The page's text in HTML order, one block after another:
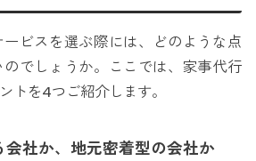
ビスを選ぶ際には、どのような点
でしょうか。ここでは、家事代行
トを4つご紹介します。
社か、地元密着型の会社か